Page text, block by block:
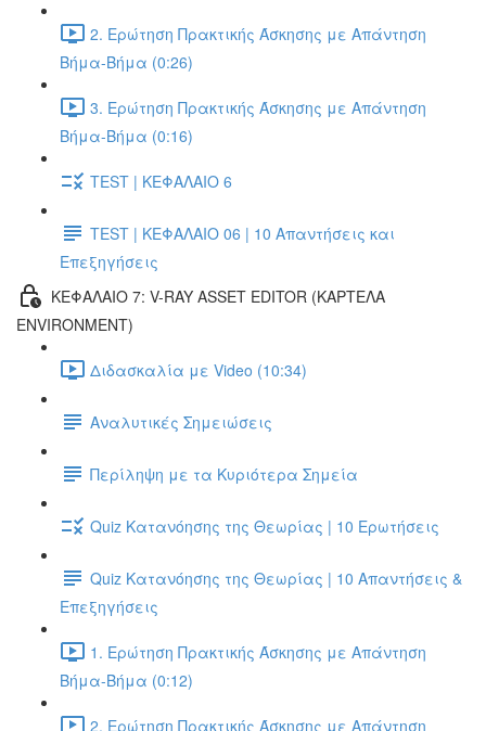
2. Ερώτηση Πρακτικής Άσκησης με Απάντηση
Βήμα-Βήμα (0:26)
3. Ερώτηση Πρακτικής Άσκησης με Απάντηση
Βήμα-Βήμα (0:16)
TEST | ΚΕΦΑΛΑΙΟ 6
TEST | ΚΕΦΑΛΑΙΟ 06 | 10 Απαντήσεις και
Επεξηγήσεις
ΚΕΦΑΛΑΙΟ 7: V-RAY ASSET EDITOR (ΚΑΡΤΕΛΑ
ENVIRONMENT)
Διδασκαλία με Video (10:34)
Αναλυτικές Σημειώσεις
Περίληψη με τα Κυριότερα Σημεία
Quiz Κατανόησης της Θεωρίας | 10 Ερωτήσεις
Quiz Κατανόησης της Θεωρίας | 10 Απαντήσεις &
Επεξηγήσεις
1. Ερώτηση Πρακτικής Άσκησης με Απάντηση
Βήμα-Βήμα (0:12)
2. Ερώτηση Πρακτικής Άσκησης με Απάντηση